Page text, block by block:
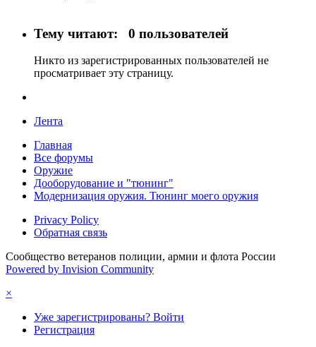
Тему читают: 0 пользователей
Никто из зарегистрированных пользователей не
просматривает эту страницу.
Лента
Главная
Все форумы
Оружие
Дооборудование и "тюнинг"
Модернизация оружия. Тюнинг моего оружия
Privacy Policy
Обратная связь
Сообщество ветеранов полиции, армии и флота России
Powered by Invision Community
×
Уже зарегистрированы? Войти
Регистрация